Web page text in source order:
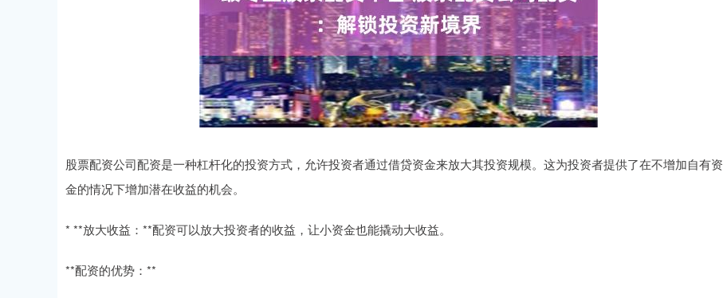
股票配资公司配资是一种杠杆化的投资方式，允许投资者通过借贷资金来放大其投资规模。这为投资者提供了在不增加自有资
金的情况下增加潜在收益的机会。
* **放大收益：**配资可以放大投资者的收益，让小资金也能撬动大收益。
**配资的优势：**